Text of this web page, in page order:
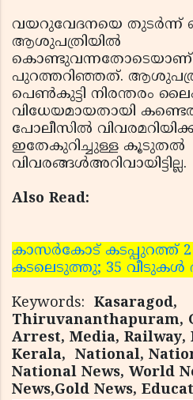
വയറുവേദനയെ തുടര്‍ന്ന്
ആശുപത്രിയില്‍
കൊണ്ടുവന്നതോടെയാണ്
പുറത്തറിഞ്ഞത്.
പെണ്‍കുട്ടി നിരന്തരം
വിധേയമായതായി
പോലീസില്‍
ഇതേകുറിച്ചുള്ള കൂടുതല്‍
വിവരങ്ങള്‍അറിവായിട്ടില്ല.
Also Read:
കാസര്‍കോട് കടപ്പുറത്ത് 2
കടലെടുത്തു; 35 വീടുകള്‍
Keywords: Kasaragod,
Thiruvananthapuram,
Arrest, Media, Railway,
Kerala, National,
National News, World
News,Gold News,